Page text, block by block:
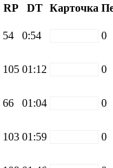
RP DT Карточка
54 0:54 0
105 01:12 0
66 01:04 0
103 01:59 0